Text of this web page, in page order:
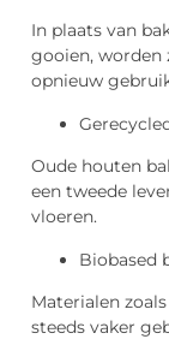
In plaats van
gooien, worden
opnieuw
Oude houten
een tweede
vloeren.
Biobased
Materialen
steeds vaker